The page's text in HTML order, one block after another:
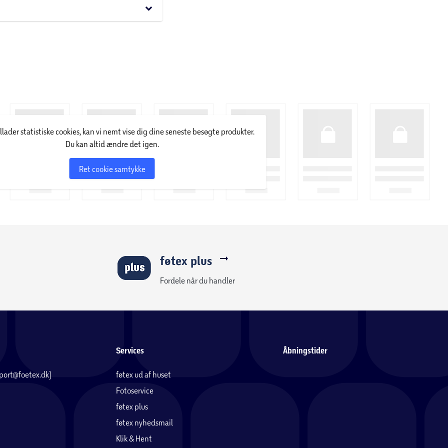
og godbidder til hunde og katte i alle aldre
keyboard_arrow_down
statistiske cookies, kan vi nemt vise dig dine seneste besøgte produkter.
Du kan altid ændre det igen.
Ret cookie samtykke
føtex plus
Fordele når du handler
Services
føtex ud af huset
Fotoservice
føtex plus
føtex nyhedsmail
Klik & Hent
Åbningstider